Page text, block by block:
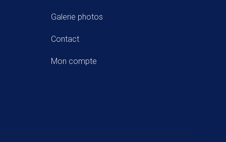
Galerie photos
Contact
Mon compte